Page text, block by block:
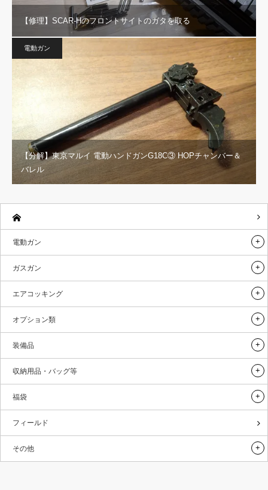
【修理】SCAR-Hのフロントサイトのガタを取る
電動ガン
【分解】東京マルイ 電動ハンドガンG18C③ HOPチャンバー＆
バレル
電動ガン
ガスガン
エアコッキング
オプション類
装備品
収納用品・バッグ等
福袋
フィールド
その他